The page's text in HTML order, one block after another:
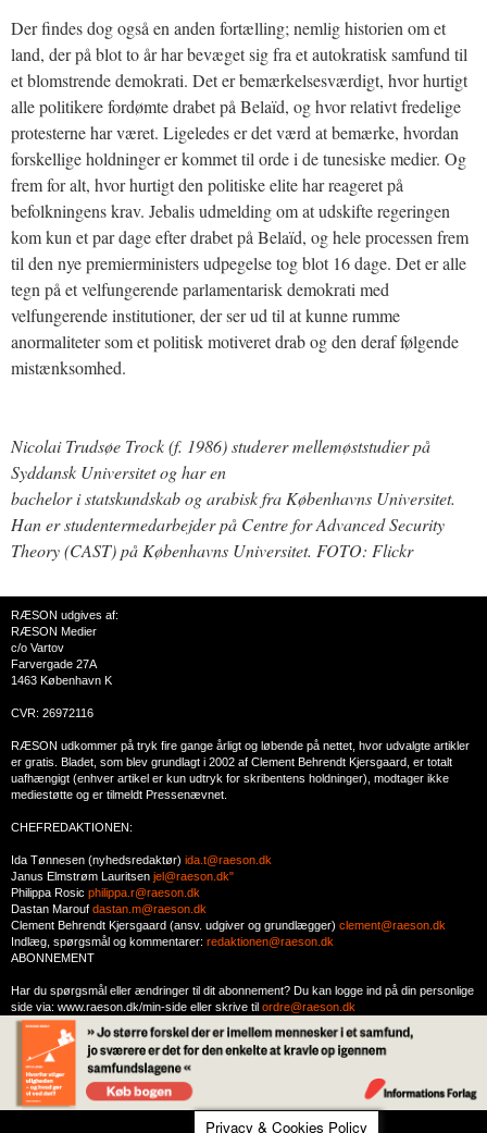
Der findes dog også en anden fortælling; nemlig historien om et
land, der på blot to år har bevæget sig fra et autokratisk samfund til
et blomstrende demokrati. Det er bemærkelsesværdigt, hvor hurtigt
alle politikere fordømte drabet på Belaïd, og hvor relativt fredelige
protesterne har været. Ligeledes er det værd at bemærke, hvordan
forskellige holdninger er kommet til orde i de tunesiske medier. Og
frem for alt, hvor hurtigt den politiske elite har reageret på
befolkningens krav. Jebalis udmelding om at udskifte regeringen
kom kun et par dage efter drabet på Belaïd, og hele processen frem
til den nye premierministers udpegelse tog blot 16 dage. Det er alle
tegn på et velfungerende parlamentarisk demokrati med
velfungerende institutioner, der ser ud til at kunne rumme
anormaliteter som et politisk motiveret drab og den deraf følgende
mistænksomhed.
Nicolai Trudsøe Trock (f. 1986) studerer mellemøststudier på
Syddansk Universitet og har en
bachelor i statskundskab og arabisk fra Københavns Universitet.
Han er studentermedarbejder på Centre for Advanced Security
Theory (CAST) på Københavns Universitet. FOTO: Flickr
RÆSON udgives af:
RÆSON Medier
c/o Vartov
Farvergade 27A
1463 København K
CVR: 26972116
RÆSON udkommer på tryk fire gange årligt og løbende på nettet, hvor udvalgte artikler
er gratis. Bladet, som blev grundlagt i 2002 af Clement Behrendt Kjersgaard, er totalt
uafhængigt (enhver artikel er kun udtryk for skribentens holdninger), modtager ikke
mediestøtte og er tilmeldt Pressenævnet.
CHEFREDAKTIONEN:
Ida Tønnesen (nyhedsredaktør) ida.t@raeson.dk
Janus Elmstrøm Lauritsen jel@raeson.dk"
Philippa Rosic philippa.r@raeson.dk
Dastan Marouf dastan.m@raeson.dk
Clement Behrendt Kjersgaard (ansv. udgiver og grundlægger) clement@raeson.dk
Indlæg, spørgsmål og kommentarer: redaktionen@raeson.dk
ABONNEMENT
Har du spørgsmål eller ændringer til dit abonnement? Du kan logge ind på din personlige
side via: www.raeson.dk/min-side eller skrive til ordre@raeson.dk
Privacy & Cookies Policy